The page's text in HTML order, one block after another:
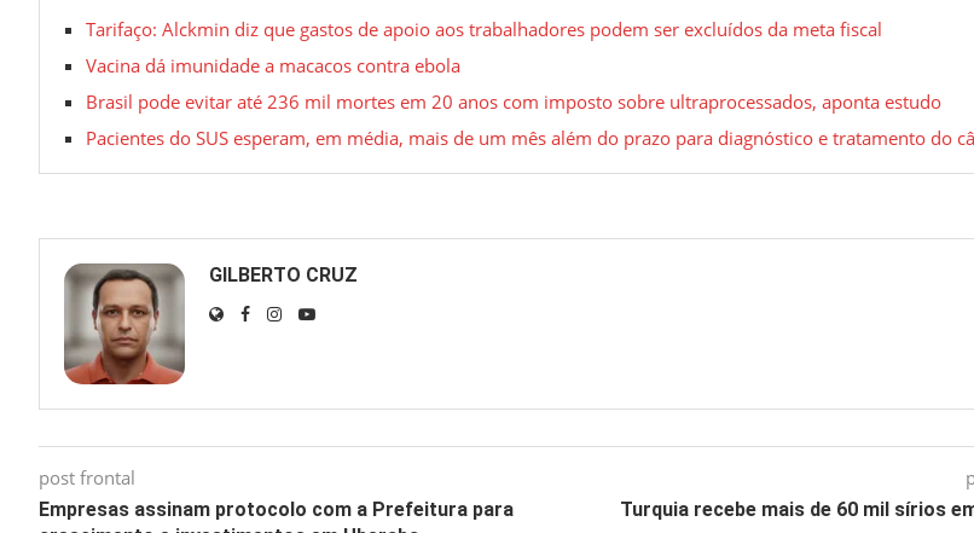
Tarifaço: Alckmin diz que gastos de apoio aos trabalhadores podem ser excluídos da meta fiscal
Vacina dá imunidade a macacos contra ebola
Brasil pode evitar até 236 mil mortes em 20 anos com imposto sobre ultraprocessados, aponta estudo
Pacientes do SUS esperam, em média, mais de um mês além do prazo para diagnóstico e tratamento do
GILBERTO CRUZ
post frontal
Empresas assinam protocolo com a Prefeitura para
Turquia recebe mais de 60 mil sírios